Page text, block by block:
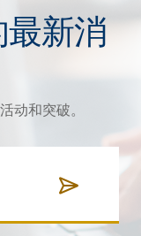
新消
动和突破。